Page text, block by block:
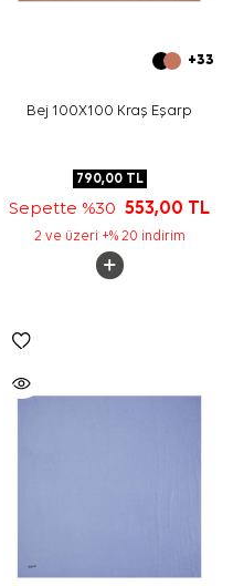
+33
Bej 100X100 Kraş Eşarp
790,00TL
Sepette %30 553,00 TL
2 ve üzeri +% 20 indirim